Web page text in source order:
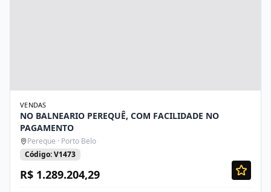
VENDAS
NO BALNEARIO PEREQUÊ, COM FACILIDADE NO
PAGAMENTO
Pereque · Porto Belo
Código: V1473
R$ 1.289.204,29